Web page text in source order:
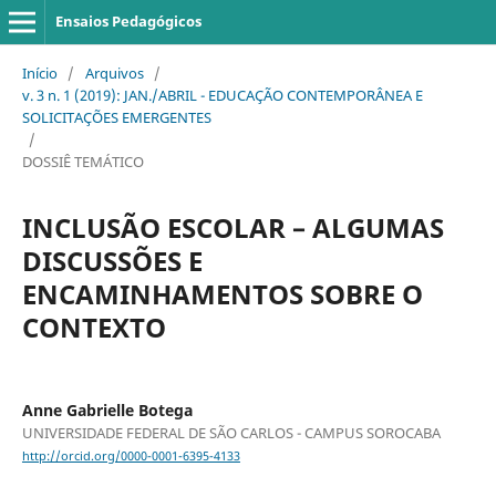
Ensaios Pedagógicos
Início / Arquivos /
v. 3 n. 1 (2019): JAN./ABRIL - EDUCAÇÃO CONTEMPORÂNEA E
SOLICITAÇÕES EMERGENTES
/
DOSSIÊ TEMÁTICO
INCLUSÃO ESCOLAR – ALGUMAS
DISCUSSÕES E
ENCAMINHAMENTOS SOBRE O
CONTEXTO
Anne Gabrielle Botega
UNIVERSIDADE FEDERAL DE SÃO CARLOS - CAMPUS SOROCABA
http://orcid.org/0000-0001-6395-4133